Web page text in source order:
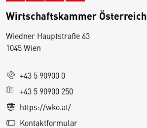
Wirtschaftskammer Österreich
Wiedner Hauptstraße 63
1045 Wien
+43 5 90900 0
+43 5 90900 250
https://wko.at/
Kontaktformular
D
s
e
S
e